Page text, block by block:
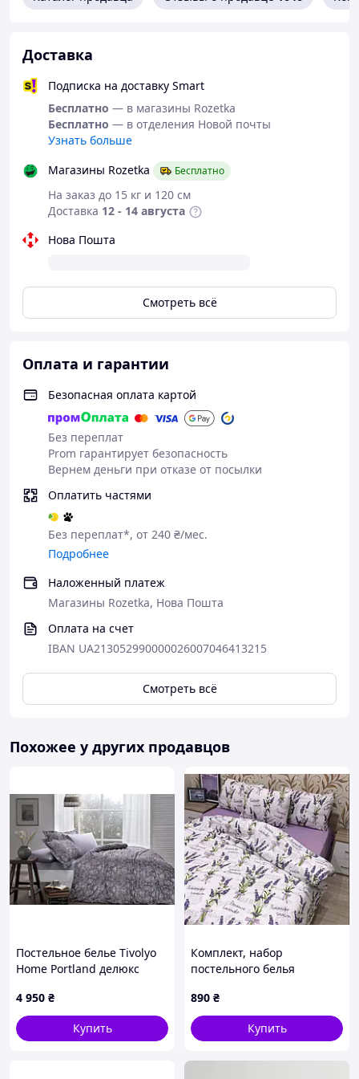
износостойкость (до 200 циклов стирки);
гигроскопичность
Рекомендации по уходу
Машинная стирка при 40 °C в режиме Хлопок
Можно сушить в стиральной машине
Химчистка запрещена
Доставка
Подписка на доставку Smart
Бесплатно — в магазины Rozetka
Бесплатно — в отделения Новой почты
Узнать больше
Магазины Rozetka
Бесплатно
На заказ до 15 кг и 120 см
Доставка 12 - 14 августа
Нова Пошта
Смотреть всё
Оплата и гарантии
Безопасная оплата картой
Без переплат
Prom гарантирует безопасность
Вернем деньги при отказе от посылки
Оплатить частями
Без переплат*, от 240 ₴/мес.
Подробнее
Наложенный платеж
Магазины Rozetka, Нова Пошта
Оплата на счет
IBAN UA213052990000026007046413215
Смотреть всё
Похожее у других продавцов
Постельное белье Tivolyo
Home Portland делюкс
4 950 ₴
Купить
Комплект, набор
постельного белья
сиреневый, с лавандой,
100% хлопок
890 ₴
Купить